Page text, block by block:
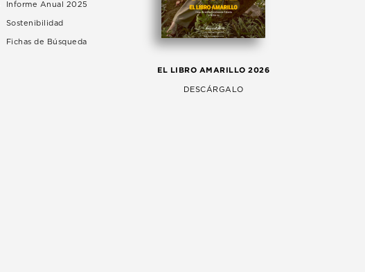
Informe Anual 2025
Sostenibilidad
Fichas de Búsqueda
EL LIBRO AMARILLO 2026
DESCÁRGALO